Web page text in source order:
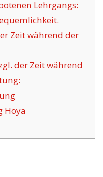
Lehrgangs:
Zeit während der
der Zeit während
Hoya